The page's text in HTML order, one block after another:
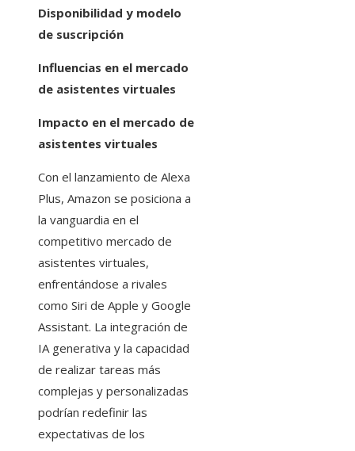
Disponibilidad y modelo
de suscripción
Influencias en el mercado
de asistentes virtuales
Impacto en el mercado de
asistentes virtuales
Con el lanzamiento de Alexa
Plus, Amazon se posiciona a
la vanguardia en el
competitivo mercado de
asistentes virtuales,
enfrentándose a rivales
como Siri de Apple y Google
Assistant. La integración de
IA generativa y la capacidad
de realizar tareas más
complejas y personalizadas
podrían redefinir las
expectativas de los